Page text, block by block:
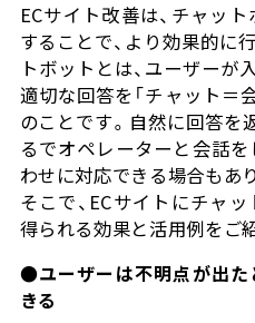
ECサイト改善は、チャッ
することで、より効果的に
トボットとは、ユーザーが
適切な回答を「チャット＝
のことです。自然に回答を
るでオペレーターと会話
わせに対応できる場合もあ
そこで、ECサイトにチャ
得られる効果と活用例をご
●ユーザーは不明点が出た
きる